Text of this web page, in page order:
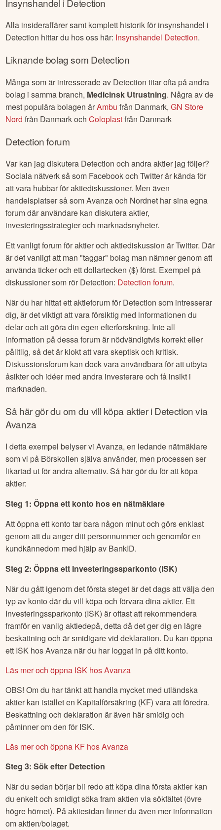
Insynshandel i Detection
Alla insideraffärer samt komplett historik för insynshandel i
Detection hittar du hos oss här: Insynshandel Detection.
Liknande bolag som Detection
Många som är intresserade av Detection titar ofta på andra
bolag i samma branch, Medicinsk Utrustning. Några av de
mest populära bolagen ärAmbu från Danmark,GN Store
Nord från DanmarkochColoplastfrån Danmark
Detectionforum
Var kan jag diskutera Detection och andra aktier jag följer?
Sociala nätverk så som Facebook och Twitter är kända för
att vara hubbar för aktiediskussioner. Men även
handelsplatser så som Avanza och Nordnet har sina egna
forum där användare kan diskutera aktier,
investeringsstrategier och marknadsnyheter.
Ett vanligt forum för aktier och aktiediskussion är Twitter. Där
är det vanligt att man "taggar" bolag man nämner genom att
använda ticker och ett dollartecken ($) först. Exempel på
diskussioner som rör Detection: Detection forum.
När du har hittat ett aktieforum för Detection som intresserar
dig, är det viktigt att vara försiktig med informationen du
delar och att göra din egen efterforskning. Inte all
information på dessa forum är nödvändigtvis korrekt eller
pålitlig, så det är klokt att vara skeptisk och kritisk.
Diskussionsforum kan dock vara användbara för att utbyta
åsikter och idéer med andra investerare och få insikt i
marknaden.
Så här gör du om du vill köpa aktier iDetectionvia
Avanza
I detta exempel belyser vi Avanza, en ledande nätmäklare
som vi på Börskollen själva använder, men processen ser
likartad ut för andra alternativ. Så här gör du för att köpa
aktier:
Steg 1: Öppna ett konto hos en nätmäklare
Att öppna ett konto tar bara någon minut och görs enklast
genom att du anger ditt personnummer och genomför en
kundkännedom med hjälp av BankID.
Steg 2: Öppna ett Investeringssparkonto (ISK)
När du gått igenom det första steget är det dags att välja den
typ av konto där du vill köpa och förvara dina aktier. Ett
Investeringssparkonto (ISK) är oftast att rekommendera
framför en vanlig aktiedepå, detta då det ger dig en lägre
beskattning och är smidigare vid deklaration. Du kan öppna
ett ISK hos Avanza när du har loggat in på ditt konto.
Läs mer och öppna ISK hos Avanza
OBS! Om du har tänkt att handla mycket med utländska
aktier kan istället en Kapitalförsäkring (KF) vara att föredra.
Beskattning och deklaration är även här smidig och
påminner om den för ISK.
Läs mer och öppna KF hos Avanza
Steg 3: Sök efter Detection
När du sedan börjar bli redo att köpa dina första aktier kan
du enkelt och smidigt söka fram aktien via sökfältet (övre
högre hörnet). På aktiesidan finner du även mer information
om aktien/bolaget.